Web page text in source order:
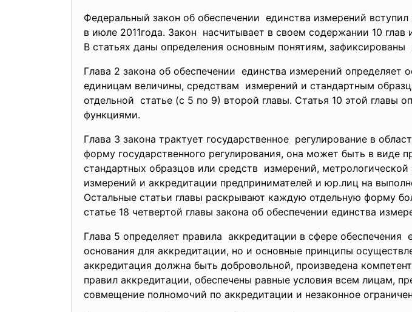
Федеральный закон об обеспечении единства измерений
в июле 2011года. Закон насчитывает в своем содержании 10
В статьях даны определения основным понятиям,
Глава 2 закона об обеспечении единства измерений
единицам величины, средствам измерений и стандартным
отдельной статье (с 5 по 9) второй главы. Статья 10 этой главы
функциями.
Глава 3 закона трактует государственное регулирование в
форму государственного регулирования, она может быть в виде
стандартных образцов или средств измерений,
измерений и аккредитации предпринимателей и юр.лиц на
Остальные статьи главы раскрывают каждую отдельную форму
статье 18 четвертой главы закона об обеспечении единства
Глава 5 определяет правила аккредитации в сфере обеспечения
основания для аккредитации, но и основные принципы
аккредитация должна быть добровольной, произведена
правил аккредитации, обеспечены равные условия всем лицам,
совмещение полномочий по аккредитации и незаконное